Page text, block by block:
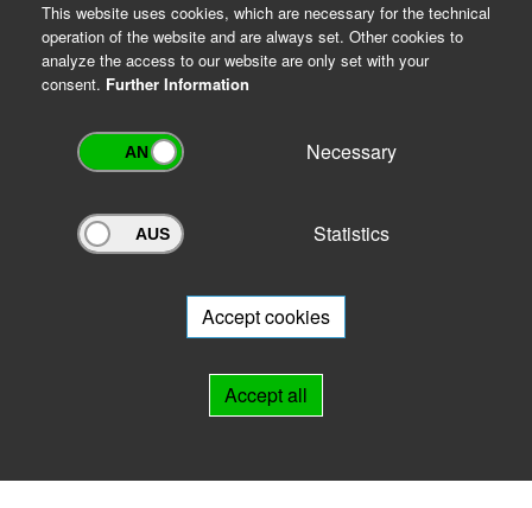
Archivportal Thüringen
will be happy to advise you.
This website uses cookies, which are necessary for the technical
operation of the website and are always set. Other cookies to
analyze the access to our website are only set with your
consent. Further Information
Necessary
Statistics
Accept cookies
Accept all